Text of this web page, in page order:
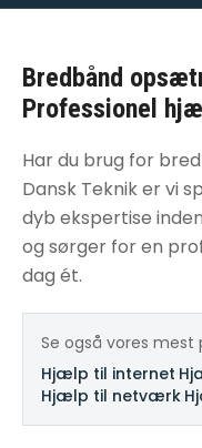
Bredbånd
Professionel
Har du brug for
Dansk Teknik er vi
dyb ekspertise
og sørger for en
dag ét.
Se også vores
Hjælp til internet
Hjælp til netværk